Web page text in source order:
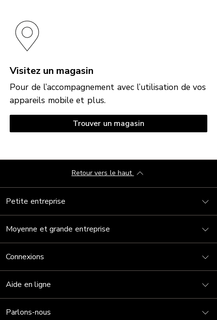
Visitez un magasin
Pour de l’accompagnement avec l’utilisation de vos
appareils mobile et plus.
Trouver un magasin
Petite entreprise
Moyenne et grande entreprise
Connexions
Aide en ligne
Parlons-nous
Retour vers le haut